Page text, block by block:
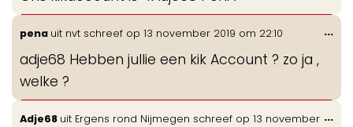
pena uit nvt schreef op 13 november 2019 om 22:10
adje68 Hebben jullie een kik Account ? zo ja ,
welke ?
...
Adje68 uit Ergens rond Nijmegen schreef op 13 november ...